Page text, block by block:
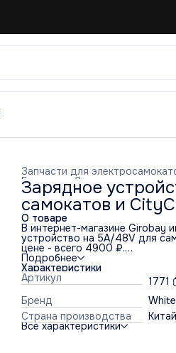
Запчасти для
Запчасти ›
Главная ›
Зарядное
самокатов и
О товаре
В интернет-магазине Girobay
устройство на 5A/48V для
цене - всего 4900 ₽.
При покупке Зарядное
и CityCoco у нас вы получаете
Москве и официальную
доставка. Действует пункт
запчасти и аксессуары к
Подробнее
Характеристики
Артикул
1771
Бренд
Страна производства
Китай
Все характеристики